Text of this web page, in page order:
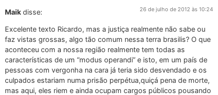
Maik disse: 26 de julho de 2012 às 10:24
Excelente texto Ricardo, mas a justiça realmente não sabe ou
faz vistas grossas, algo tão comum nessa terra brasilis? O que
aconteceu com a nossa região realmente tem todas as
características de um “modus operandi” e isto, em um país de
pessoas com vergonha na cara já teria sido desvendado e os
culpados estariam numa prisão perpétua,quiçá pena de morte,
mas aqui, eles riem e ainda ocupam cargos públicos pousando